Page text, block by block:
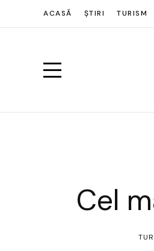
ACASĂ ȘTIRI TURISM
Cel